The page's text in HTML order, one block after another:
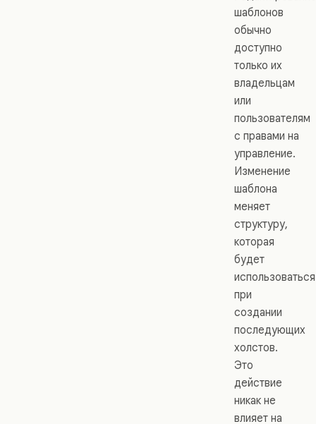
шаблонов
обычно
доступно
только их
владельцам
или
пользователям
с правами на
управление.
Изменение
шаблона
меняет
структуру,
которая
будет
использоваться
при
создании
последующих
холстов.
Это
действие
никак не
влияет на